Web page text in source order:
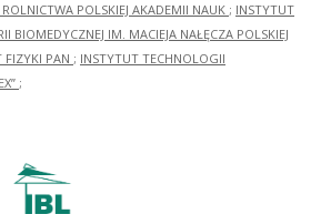
POLSKIEJ AKADEMII NAUK ; INSTYTUT
BIOMEDYCZNEJ IM. MACIEJA NAŁĘCZA POLSKIEJ
FIZYKI PAN ; INSTYTUT TECHNOLOGII
;